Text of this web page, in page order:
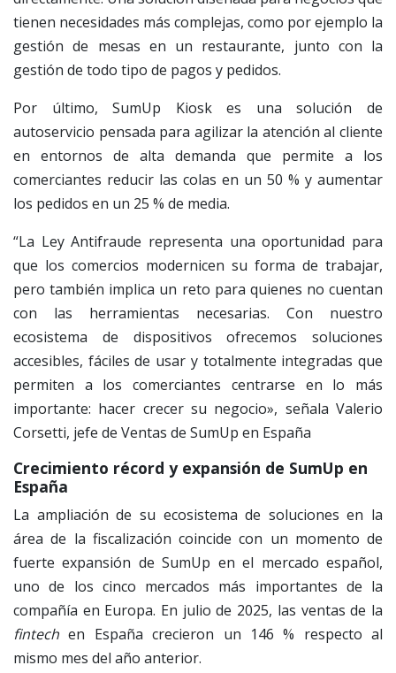
tienen necesidades más complejas, como por ejemplo la
gestión de mesas en un restaurante, junto con la
gestión de todo tipo de pagos y pedidos.
Por último, SumUp Kiosk es una solución de
autoservicio pensada para agilizar la atención al cliente
en entornos de alta demanda que permite a los
comerciantes reducir las colas en un 50 % y aumentar
los pedidos en un 25 % de media.
“La Ley Antifraude representa una oportunidad para
que los comercios modernicen su forma de trabajar,
pero también implica un reto para quienes no cuentan
con las herramientas necesarias. Con nuestro
ecosistema de dispositivos ofrecemos soluciones
accesibles, fáciles de usar y totalmente integradas que
permiten a los comerciantes centrarse en lo más
importante: hacer crecer su negocio», señala Valerio
Corsetti, jefe de Ventas de SumUp en España
Crecimiento récord y expansión de SumUp en
España
La ampliación de su ecosistema de soluciones en la
área de la fiscalización coincide con un momento de
fuerte expansión de SumUp en el mercado español,
uno de los cinco mercados más importantes de la
compañía en Europa. En julio de 2025, las ventas de la
fintech en España crecieron un 146 % respecto al
mismo mes del año anterior.